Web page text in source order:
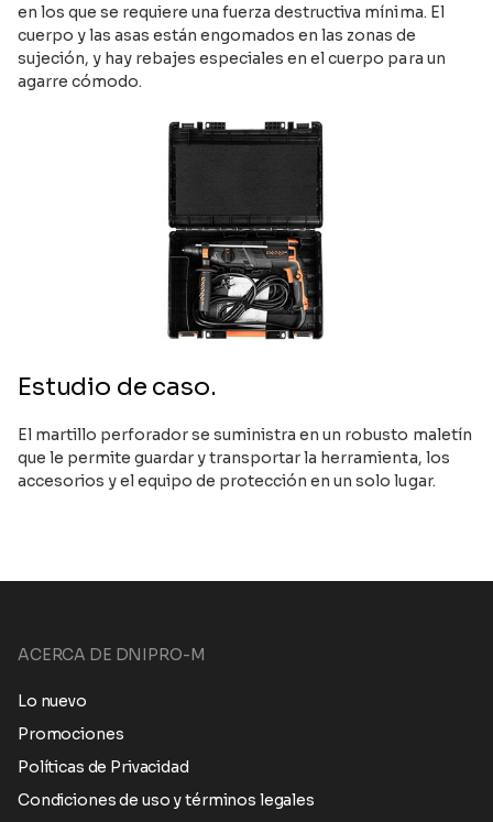
en los que se requiere una fuerza destructiva mínima. El
cuerpo y las asas están engomados en las zonas de
sujeción, y hay rebajes especiales en el cuerpo para un
agarre cómodo.
Estudio de caso.
El martillo perforador se suministra en un robusto maletín
que le permite guardar y transportar la herramienta, los
accesorios y el equipo de protección en un solo lugar.
ACERCA DE DNIPRO-M
Lo nuevo
Promociones
Políticas de Privacidad
Condiciones de uso y términos legales